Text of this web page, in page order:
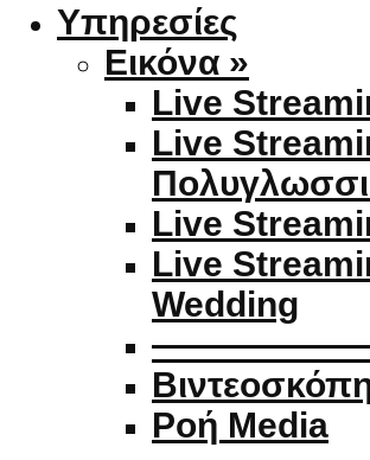
Υπηρεσίες
Εικόνα »
Live
Live
Live
Live
Wedding
Ροή Media